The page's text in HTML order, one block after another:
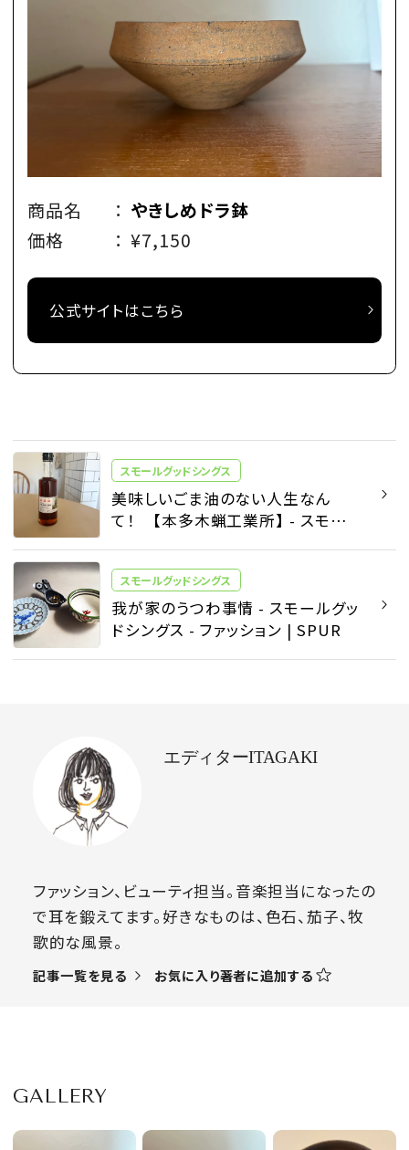
商品名 ： やきしめドラ鉢
価格
： ¥7,150
公式サイトはこちら
スモールグッドシングス
美味しいごま油のない人生なん
て！ 【本多木蝋工業所】 - スモール
SPUR
スモールグッドシングス
我が家のうつわ事情 - スモールグッ
ドシングス - ファッション | SPUR
エディターITAGAKI
ファッション、ビューティ担当。音楽担当になったの
で耳を鍛えてます。好きなものは、色石、茄子、牧
歌的な風景。
記事一覧を見る お気に入り著者に追加する
GALLERY